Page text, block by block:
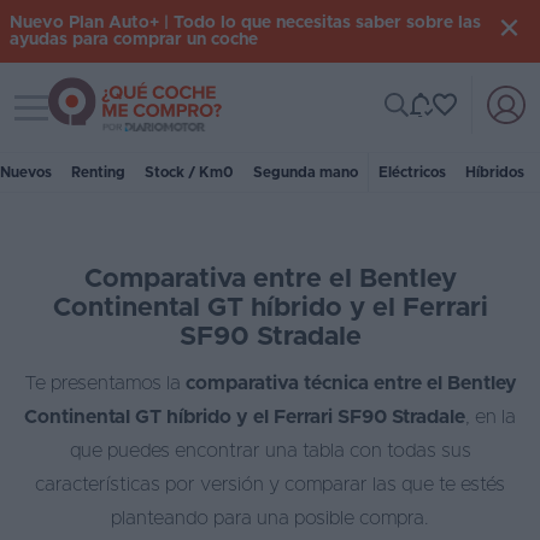
Iniciar
Coches
nuevos
Suscripción
Nuevo Plan Auto+ | Todo lo que necesitas saber sobre las
ayudas para comprar un coche
Toggle navigation
Nuevos Renting Stock / Km0 Segunda mano Eléctricos Híbridos
Comparativa entre el Bentley
Continental GT híbrido y el Ferrari
SF90 Stradale
Te presentamos la comparativa técnica entre el Bentley
Continental GT híbrido y el Ferrari SF90 Stradale , en la
que puedes encontrar una tabla con todas sus
características por versión y comparar las que te estés
planteando para una posible compra.